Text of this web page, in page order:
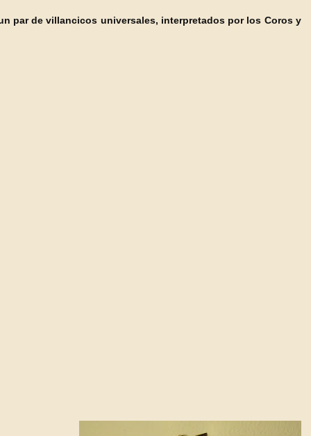
par de villancicos universales, interpretados por los Coros y